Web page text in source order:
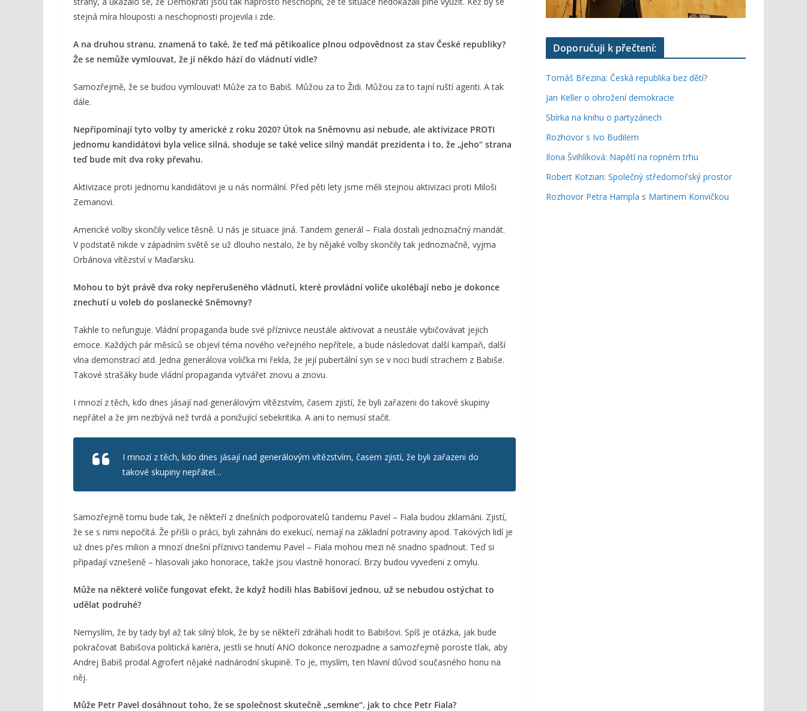
stejná míra hlouposti a neschopnosti projevila i zde.
A na druhou stranu, znamená to také, že teď má pětikoalice plnou odpovědnost za stav České republiky?
Že se nemůže vymlouvat, že jí někdo hází do vládnutí vidle?
Samozřejmě, že se budou vymlouvat! Může za to Babiš. Můžou za to Židi. Můžou za to tajní ruští agenti. A tak
dále.
Nepřipomínají tyto volby ty americké z roku 2020? Útok na Sněmovnu asi nebude, ale aktivizace PROTI
jednomu kandidátovi byla velice silná, shoduje se také velice silný mandát prezidenta i to, že „jeho“ strana
teď bude mít dva roky převahu.
Aktivizace proti jednomu kandidátovi je u nás normální. Před pěti lety jsme měli stejnou aktivizaci proti Miloši
Zemanovi.
Americké volby skončily velice těsně. U nás je situace jiná. Tandem generál – Fiala dostali jednoznačný mandát.
V podstatě nikde v západním světě se už dlouho nestalo, že by nějaké volby skončily tak jednoznačně, vyjma
Orbánova vítězství v Maďarsku.
Mohou to být právě dva roky nepřerušeného vládnutí, které provládní voliče ukolébají nebo je dokonce
znechutí u voleb do poslanecké Sněmovny?
Takhle to nefunguje. Vládní propaganda bude své příznivce neustále aktivovat a neustále vybičovávat jejich
emoce. Každých pár měsíců se objeví téma nového veřejného nepřítele, a bude následovat další kampaň, další
vlna demonstrací atd. Jedna generálova volička mi řekla, že její pubertální syn se v noci budí strachem z Babiše.
Takové strašáky bude vládní propaganda vytvářet znovu a znovu.
I mnozí z těch, kdo dnes jásají nad generálovým vítězstvím, časem zjistí, že byli zařazeni do takové skupiny
nepřátel a že jim nezbývá než tvrdá a ponižující sebekritika. A ani to nemusí stačit.
I mnozí z těch, kdo dnes jásají nad generálovým vítězstvím, časem zjistí, že byli zařazeni do
takové skupiny nepřátel…
Samozřejmě tomu bude tak, že někteří z dnešních podporovatelů tandemu Pavel – Fiala budou zklamáni. Zjistí,
že se s nimi nepočítá. Že přišli o práci, byli zahnáni do exekucí, nemají na základní potraviny apod. Takových lidí je
už dnes přes milion a mnozí dnešní příznivci tandemu Pavel – Fiala mohou mezi ně snadno spadnout. Teď si
připadají vznešeně – hlasovali jako honorace, takže jsou vlastně honorací. Brzy budou vyvedeni z omylu.
Může na některé voliče fungovat efekt, že když hodili hlas Babišovi jednou, už se nebudou ostýchat to
udělat podruhé?
Nemyslím, že by tady byl až tak silný blok, že by se někteří zdráhali hodit to Babišovi. Spíš je otázka, jak bude
pokračovat Babišova politická kariéra, jestli se hnutí ANO dokonce nerozpadne a samozřejmě poroste tlak, aby
Andrej Babiš prodal Agrofert nějaké nadnárodní skupině. To je, myslím, ten hlavní důvod současného honu na
něj.
Může Petr Pavel dosáhnout toho, že se společnost skutečně „semkne“, jak to chce Petr Fiala?
Doporučuji k přečtení:
Tomáš Březina: Česká republika bez dětí?
Jan Keller o ohrožení demokracie
Sbírka na knihu o partyzánech
Rozhovor s Ivo Budilem
Ilona Švihlíková: Napětí na ropném trhu
Robert Kotzian: Společný středomořský prostor
Rozhovor Petra Hampla s Martinem Konvičkou